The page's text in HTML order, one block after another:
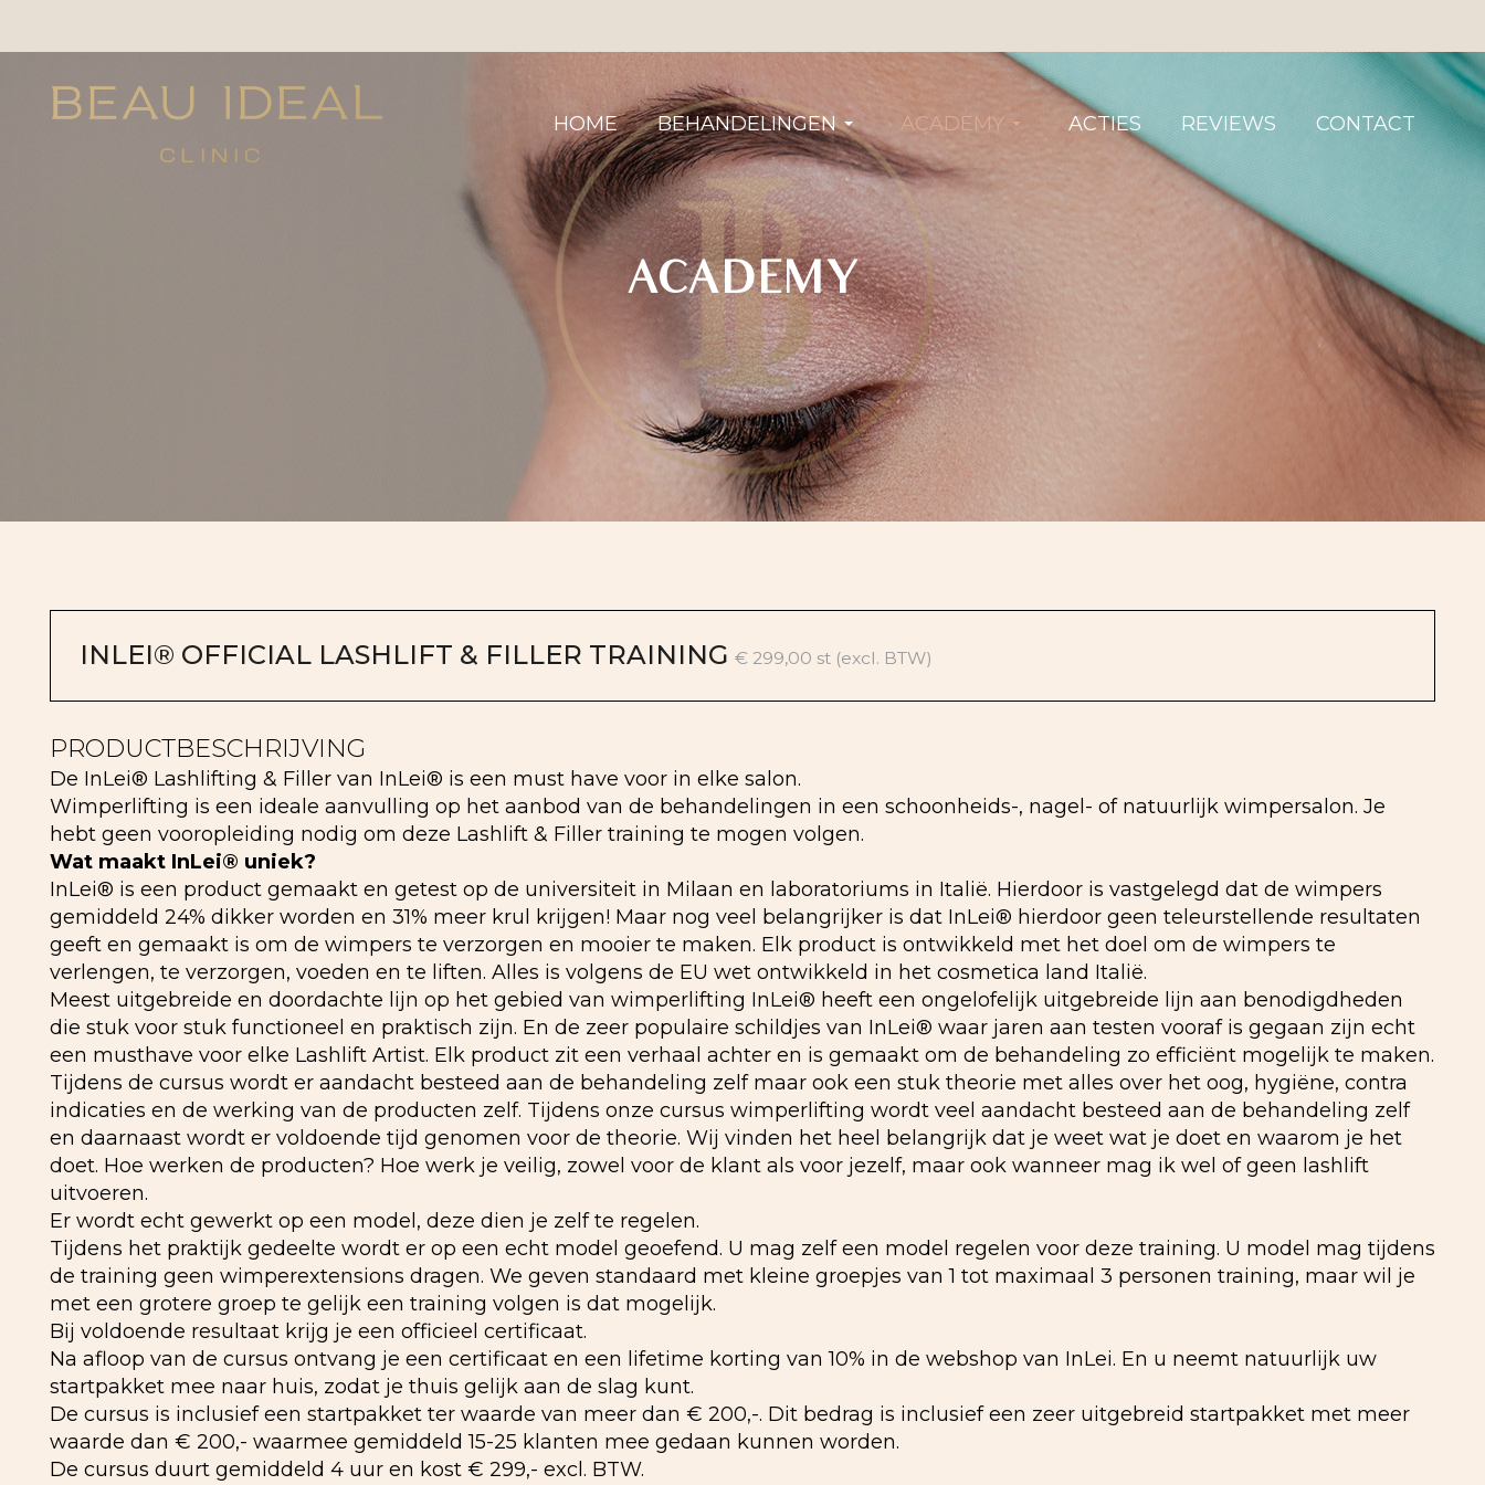
HOME BEHANDELINGEN ACADEMY ACTIES REVIEWS CONTACT
ACADEMY
INLEI® OFFICIAL LASHLIFT & FILLER TRAINING€ 299,00 st (excl. BTW)
PRODUCTBESCHRIJVING
De InLei® Lashlifting & Filler van InLei® is een must have voor in elke salon.
Wimperlifting is een ideale aanvulling op het aanbod van de behandelingen in een schoonheids-, nagel- of natuurlijk wimpersalon. Je
hebt geen vooropleiding nodig om deze Lashlift & Filler training te mogen volgen.
Wat maakt InLei® uniek?
InLei® is een product gemaakt en getest op de universiteit in Milaan en laboratoriums in Italië. Hierdoor is vastgelegd dat de wimpers
gemiddeld 24% dikker worden en 31% meer krul krijgen! Maar nog veel belangrijker is dat InLei® hierdoor geen teleurstellende resultaten
geeft en gemaakt is om de wimpers te verzorgen en mooier te maken. Elk product is ontwikkeld met het doel om de wimpers te
verlengen, te verzorgen, voeden en te liften. Alles is volgens de EU wet ontwikkeld in het cosmetica land Italië.
Meest uitgebreide en doordachte lijn op het gebied van wimperlifting InLei® heeft een ongelofelijk uitgebreide lijn aan benodigdheden
die stuk voor stuk functioneel en praktisch zijn. En de zeer populaire schildjes van InLei® waar jaren aan testen vooraf is gegaan zijn echt
een musthave voor elke Lashlift Artist. Elk product zit een verhaal achter en is gemaakt om de behandeling zo efficiënt mogelijk te maken.
Tijdens de cursus wordt er aandacht besteed aan de behandeling zelf maar ook een stuk theorie met alles over het oog, hygiëne, contra
indicaties en de werking van de producten zelf. Tijdens onze cursus wimperlifting wordt veel aandacht besteed aan de behandeling zelf
en daarnaast wordt er voldoende tijd genomen voor de theorie. Wij vinden het heel belangrijk dat je weet wat je doet en waarom je het
doet. Hoe werken de producten? Hoe werk je veilig, zowel voor de klant als voor jezelf, maar ook wanneer mag ik wel of geen lashlift
uitvoeren.
Er wordt echt gewerkt op een model, deze dien je zelf te regelen.
Tijdens het praktijk gedeelte wordt er op een echt model geoefend. U mag zelf een model regelen voor deze training. U model mag tijdens
de training geen wimperextensions dragen. We geven standaard met kleine groepjes van 1 tot maximaal 3 personen training, maar wil je
met een grotere groep te gelijk een training volgen is dat mogelijk.
Bij voldoende resultaat krijg je een officieel certificaat.
Na afloop van de cursus ontvang je een certificaat en een lifetime korting van 10% in de webshop van InLei. En u neemt natuurlijk uw
startpakket mee naar huis, zodat je thuis gelijk aan de slag kunt.
De cursus is inclusief een startpakket ter waarde van meer dan € 200,-. Dit bedrag is inclusief een zeer uitgebreid startpakket met meer
waarde dan € 200,- waarmee gemiddeld 15-25 klanten mee gedaan kunnen worden.
De cursus duurt gemiddeld 4 uur en kost € 299,- excl. BTW.